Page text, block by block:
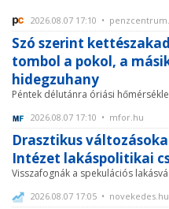
2026.08.07 17:10 •
Szó szerint
tombol a pokol, a
hidegzuhany
Péntek délutánra óriási
2026.08.07 17:10 • mfor.hu
Drasztikus
Intézet lakáspolitikai
Visszafognák a spekulációs
2026.08.07 17:05 • novekedes.hu